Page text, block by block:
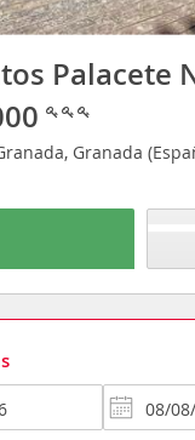
Palacete
Granada